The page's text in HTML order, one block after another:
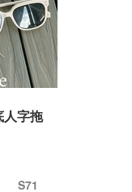
人字拖
S71